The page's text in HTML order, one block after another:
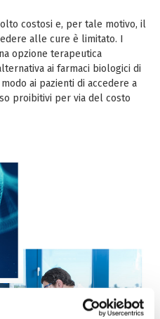
costosi e, per tale motivo, il
alle cure è limitato. I
opzione terapeutica
ai farmaci biologici di
ai pazienti di accedere a
proibitivi per via del costo